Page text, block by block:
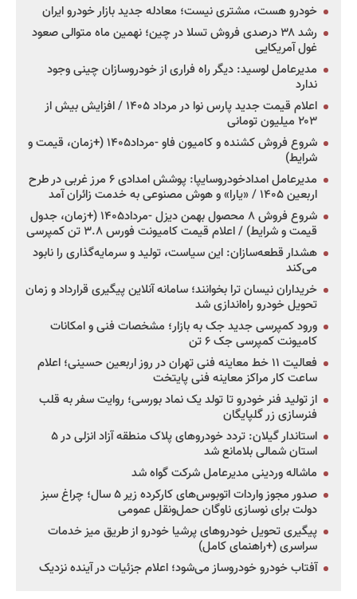
خودرو هست، مشتری نیست؛ معادله جدید بازار خودرو ایران
رشد ۳۸ درصدی فروش تسلا در چین؛ نهمین ماه متوالی صعود
غول آمریکایی
مدیرعامل لوسید: دیگر راه فراری از خودروسازان چینی وجود
ندارد
اعلام قیمت جدید پارس نوا در مرداد ۱۴۰۵ / افزایش بیش از
۲۰۳ میلیون تومانی
شروع فروش کشنده و کامیون فاو -مرداد۱۴۰۵ (+زمان، قیمت و
شرایط)
مدیرعامل امدادخودروسایپا: پوشش امدادی ۶ مرز غربی در طرح
اربعین ۱۴۰۵ / «یارا» و هوش مصنوعی به خدمت زائران آمد
شروع فروش ۸ محصول بهمن دیزل -مرداد۱۴۰۵ (+زمان، جدول
قیمت و شرایط) / اعلام قیمت کامیونت فورس ۳.۸ تن کمپرسی
هشدار قطعه‌سازان: این سیاست، تولید و سرمایه‌گذاری را نابود
می‌کند
خریداران نیسان ترا بخوانند؛ سامانه آنلاین پیگیری قرارداد و زمان
تحویل خودرو راه‌اندازی شد
ورود کمپرسی جدید جک به بازار؛ مشخصات فنی و امکانات
کامیونت کمپرسی جک ۶ تن
فعالیت ۱۱ خط معاینه فنی تهران در روز اربعین حسینی؛ اعلام
ساعت کار مراکز معاینه فنی پایتخت
از تولید فنر خودرو تا تولد یک نماد بورسی؛ روایت سفر به قلب
فنرسازی زر گلپایگان
استاندار گیلان: تردد خودروهای پلاک منطقه آزاد انزلی در ۵
استان شمالی بلامانع شد
ماشاله وردینی مدیرعامل شرکت گواه شد
صدور مجوز واردات اتوبوس‌های کارکرده زیر ۵ سال؛ چراغ سبز
دولت برای نوسازی ناوگان حمل‌ونقل عمومی
پیگیری تحویل خودروهای پرشیا خودرو از طریق میز خدمات
سراسری (+راهنمای کامل)
آفتاب خودرو خودروساز می‌شود؛ اعلام جزئیات در آینده نزدیک